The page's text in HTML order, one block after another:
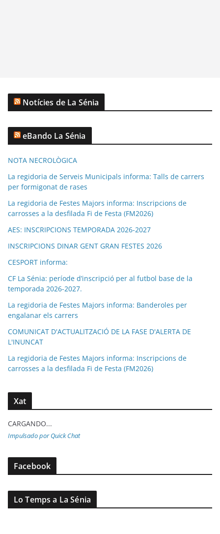
Notícies de La Sénia
eBando La Sénia
NOTA NECROLÒGICA
La regidoria de Serveis Municipals informa: Talls de carrers
per formigonat de rases
La regidoria de Festes Majors informa: Inscripcions de
carrosses a la desfilada Fi de Festa (FM2026)
AES: INSCRIPCIONS TEMPORADA 2026-2027
INSCRIPCIONS DINAR GENT GRAN FESTES 2026
CESPORT informa:
CF La Sénia: període d’inscripció per al futbol base de la
temporada 2026-2027.
La regidoria de Festes Majors informa: Banderoles per
engalanar els carrers
COMUNICAT D'ACTUALITZACIÓ DE LA FASE D'ALERTA DE
L'INUNCAT
La regidoria de Festes Majors informa: Inscripcions de
carrosses a la desfilada Fi de Festa (FM2026)
Xat
CARGANDO...
Impulsado por Quick Chat
Facebook
Lo Temps a La Sénia